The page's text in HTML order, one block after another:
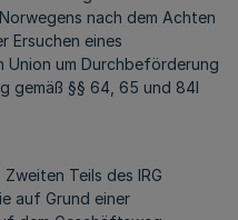
nach dem Achten
Ersuchen eines
Union um Durchbeförderung
gemäß §§ 64, 65 und 84l
Teils des IRG
auf Grund einer